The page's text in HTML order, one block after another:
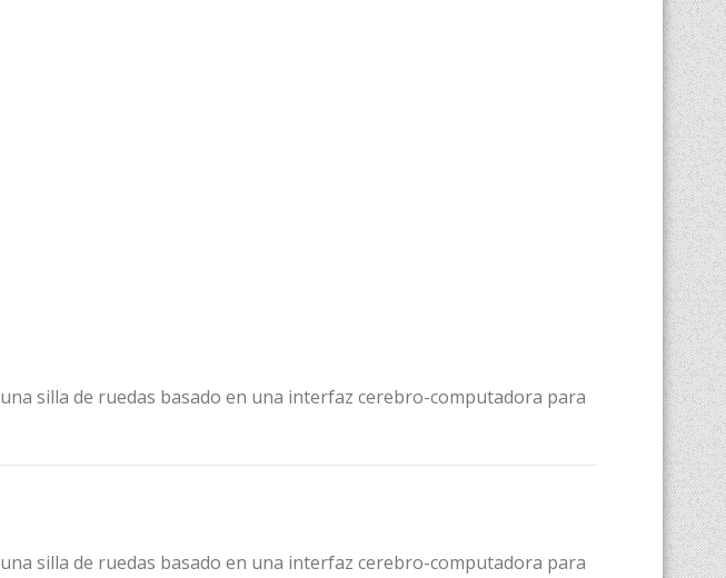
silla de ruedas basado en una interfaz cerebro-computadora para
silla de ruedas basado en una interfaz cerebro-computadora para